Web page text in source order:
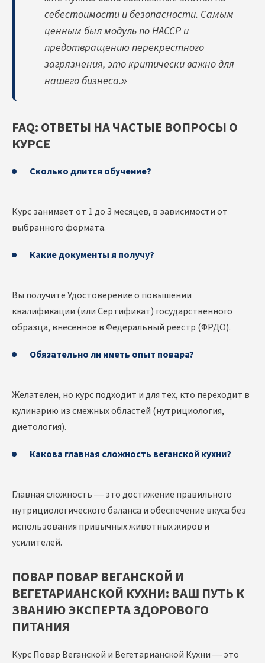
себестоимости и безопасности. Самым
ценным был модуль по HACCP и
предотвращению перекрестного
загрязнения, это критически важно для
нашего бизнеса.»
FAQ: ОТВЕТЫ НА ЧАСТЫЕ ВОПРОСЫ О
КУРСЕ
Сколько длится обучение?
Курс занимает от 1 до 3 месяцев, в зависимости от
выбранного формата.
Какие документы я получу?
Вы получите Удостоверение о повышении
квалификации (или Сертификат) государственного
образца, внесенное в Федеральный реестр (ФРДО).
Обязательно ли иметь опыт повара?
Желателен, но курс подходит и для тех, кто переходит в
кулинарию из смежных областей (нутрициология,
диетология).
Какова главная сложность веганской кухни?
Главная сложность — это достижение правильного
нутрициологического баланса и обеспечение вкуса без
использования привычных животных жиров и
усилителей.
ПОВАР ПОВАР ВЕГАНСКОЙ И
ВЕГЕТАРИАНСКОЙ КУХНИ: ВАШ ПУТЬ К
ЗВАНИЮ ЭКСПЕРТА ЗДОРОВОГО
ПИТАНИЯ
Курс Повар Веганской и Вегетарианской Кухни — это